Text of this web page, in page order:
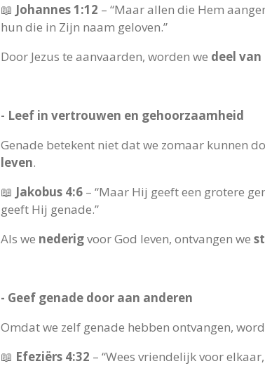
📖 Johannes 1:12 – “Maar allen die Hem
hun die in Zijn naam geloven.”
Door Jezus te aanvaarden, worden we deel
- Leef in vertrouwen en gehoorzaamheid
Genade betekent niet dat we zomaar kunnen
leven.
📖 Jakobus 4:6 – “Maar Hij geeft een grotere
geeft Hij genade.”
Als we nederigvoor God leven, ontvangen we
- Geef genade door aan anderen
Omdat we zelf genade hebben ontvangen,
📖 Efeziërs 4:32 – “Wees vriendelijk voor